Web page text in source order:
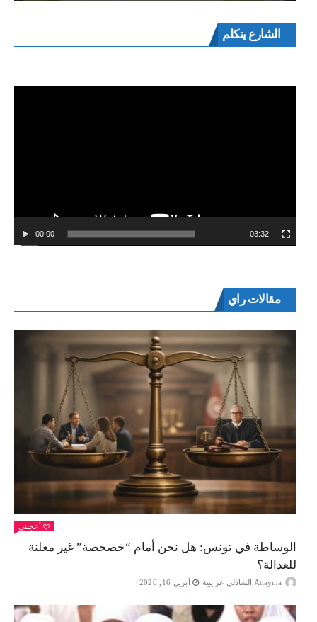
الشارع يتكلممشغل
00:00 03:32
مقالات راي
أعجبني
الوساطة في تونس: هل نحن أمام “خصخصة” غير معلنة
للعدالة؟
Attayma الشاذلي عرايبية أبريل 16, 2026